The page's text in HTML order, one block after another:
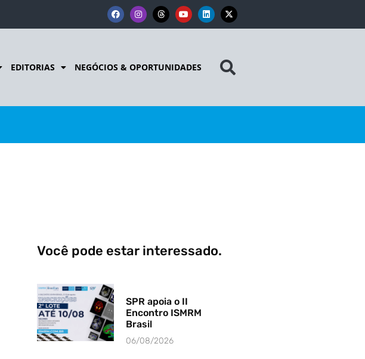
EDITORIAS NEGÓCIOS & OPORTUNIDADES
Você pode estar interessado.
SPR apoia o II
Encontro ISMRM
Brasil
06/08/2026